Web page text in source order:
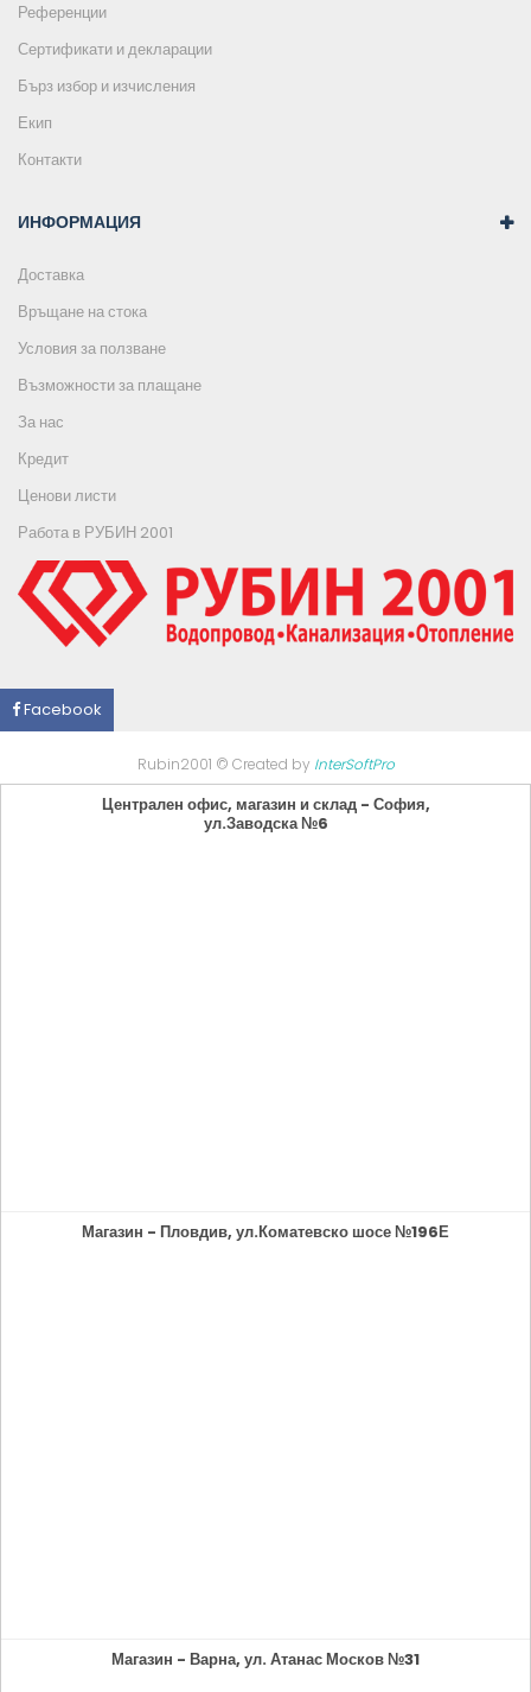
Референции
Сертификати и декларации
Бърз избор и изчисления
Екип
Контакти
ИНФОРМАЦИЯ
Доставка
Връщане на стока
Условия за ползване
Възможности за плащане
За нас
Кредит
Ценови листи
Работа в РУБИН 2001
Facebook
Rubin2001 © Created by InterSoftPro
Централен офис, магазин и склад - София,
ул.Заводска №6
Магазин - Пловдив, ул.Коматевско шосе №196Е
Магазин - Варна, ул. Атанас Москов №31